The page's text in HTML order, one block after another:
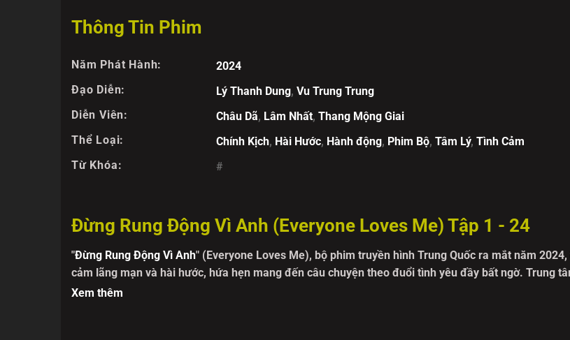
Thông Tin Phim
Năm Phát Hành:
2024
Đạo Diễn:
Lý Thanh Dung, Vu Trung Trung
Diễn Viên:
Châu Dã, Lâm Nhất, Thang Mộng Giai
Thể Loại:
Chính Kịch, Hài Hước, Hành động, Phim Bộ, Tâm Lý, Tình Cảm
Từ Khóa:
#
Đừng Rung Động Vì Anh (Everyone Loves Me) Tập 1 - 24
"Đừng Rung Động Vì Anh" (Everyone Loves Me), bộ phim truyền hình Trung Quốc ra mắt năm
cảm lãng mạn và hài hước, hứa hẹn mang đến câu chuyện theo đuổi tình yêu đầy bất ngờ. Trung
mối quan hệ giữa Nhạc Thiên Linh (Châu Dã), một cô gái đáng yêu và nhiệt tình, cùng chàng học bá
Xem thêm